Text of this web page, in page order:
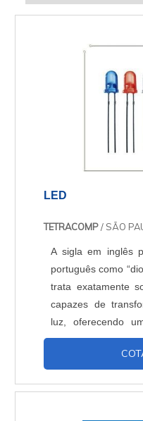
LED
TETRACOMP/ SÃO
A sigla em inglês
português como
trata exatamente
capazes de
luz, oferecendo
segura e muito
qualquer tipo
apresenta